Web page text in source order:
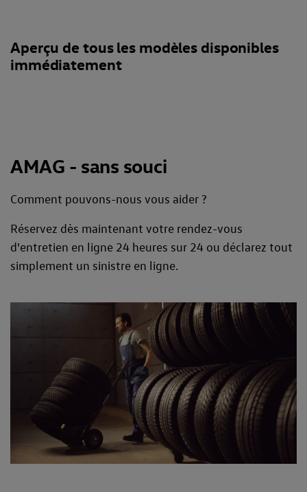
Aperçu de tous les modèles disponibles
immédiatement
AMAG - sans souci
Comment pouvons-nous vous aider ?
Réservez dès maintenant votre rendez-vous
d'entretien en ligne 24 heures sur 24 ou déclarez tout
simplement un sinistre en ligne.